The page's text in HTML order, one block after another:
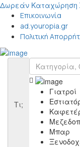
Δωρεάν Καταχώρηση
Επικοινωνία
ad.youropia.gr
Πολιτική
Τι;
Γιατροί
Μπαρ